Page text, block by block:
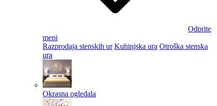
Odprite
meni
Razprodaja stenskih ur Kuhinjska ura Otroška stenska
ura
Okrasna ogledala